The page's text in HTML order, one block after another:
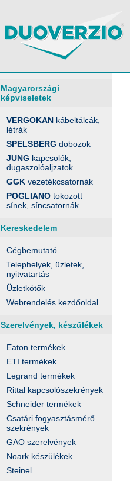
Magyarországi
képviseletek
VERGOKAN kábeltálcák,
létrák
SPELSBERG dobozok
JUNG kapcsolók,
dugaszolóaljzatok
GGK vezetékcsatornák
POGLIANO tokozott
sínek, síncsatornák
Kereskedelem
Cégbemutató
Telephelyek, üzletek,
nyitvatartás
Üzletkötők
Webrendelés kezdőoldal
Szerelvények, készülékek
Eaton termékek
ETI termékek
Legrand termékek
Rittal kapcsolószekrények
Schneider termékek
Csatári fogyasztásmérő
szekrények
GAO szerelvények
Noark készülékek
Steinel